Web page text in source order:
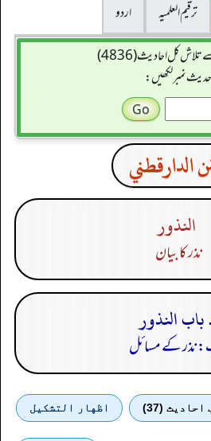
ترقیم العلمیہ
اردو
تلاش کل احادیث (4836)
حدیث نمبر لکھیں:
الدارقطني
النذور
نذر کا بیان
نذر کے مسائل
احادیث (37) اظهار التشكيل